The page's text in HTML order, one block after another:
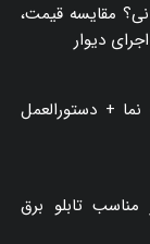
مقایسه قیمت،
دیوار
+ دستورالعمل
تابلو برق